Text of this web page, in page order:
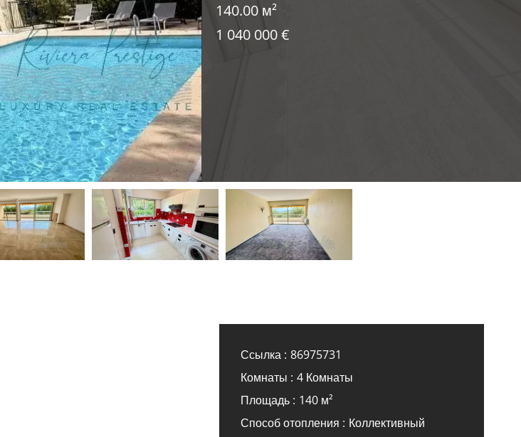
140.00 м²
1 040 000 €
Ссылка 86975731
Комнаты
4 Комнаты
Площадь
140 м²
Способ отопления
Коллективный